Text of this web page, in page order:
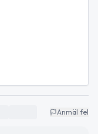
Anmäl fel